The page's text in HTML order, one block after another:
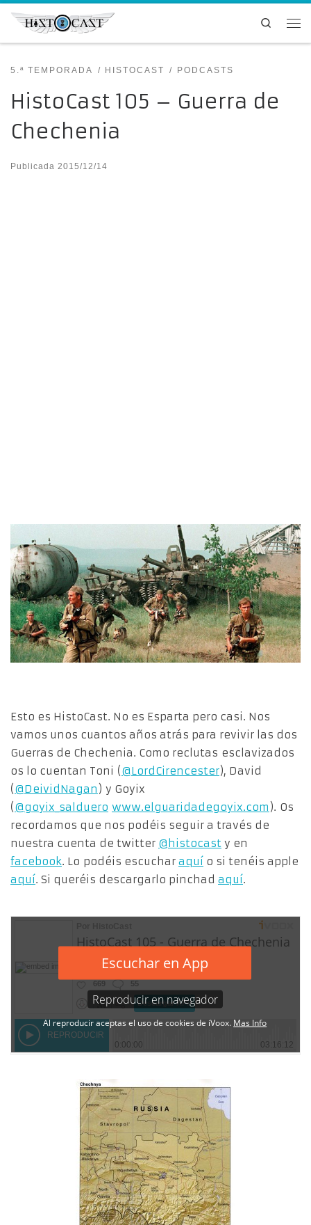
Saltar al contenido
Search
5.ª TEMPORADA HISTOCAST PODCASTS
HistoCast 105 – Guerra de
Chechenia
Publicada 2015/12/14
Esto es HistoCast. No es Esparta pero casi. Nos
vamos unos cuantos años atrás para revivir las dos
Guerras de Chechenia. Como reclutas esclavizados
os lo cuentan Toni (@LordCirencester), David
(@DeividNagan ) y Goyix
(@goyix_salduero www.elguaridadegoyix.com ). Os
recordamos que nos podéis seguir a través de
nuestra cuenta de twitter @histocast y en
facebook. Lo podéis escuchar aquí o si tenéis apple
aquí. Si queréis descargarlo pinchad aquí.